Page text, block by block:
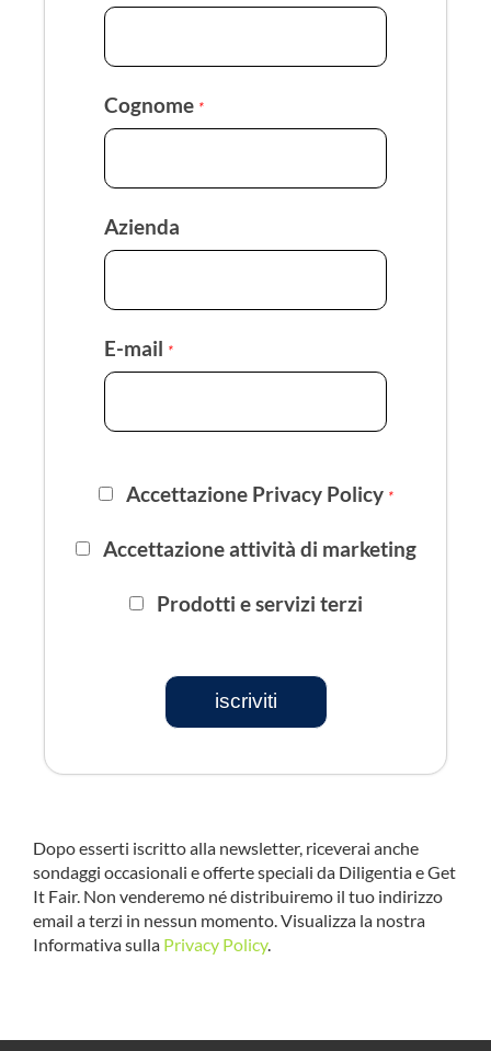
Cognome *
Azienda
E-mail *
Accettazione Privacy Policy *
Accettazione attività di marketing
Prodotti e servizi terzi
iscriviti
Dopo esserti iscritto alla newsletter, riceverai anche
sondaggi occasionali e offerte speciali da Diligentia e Get
It Fair. Non venderemo né distribuiremo il tuo indirizzo
email a terzi in nessun momento. Visualizza la nostra
Informativa sulla Privacy Policy.